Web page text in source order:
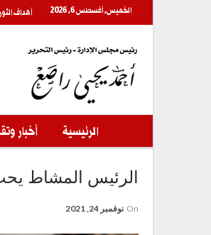
الخميس, أغسطس 6, 2026 أهداف
الرئيسية أخبار
الرئيس المشاط
On نوفمبر 24, 2021